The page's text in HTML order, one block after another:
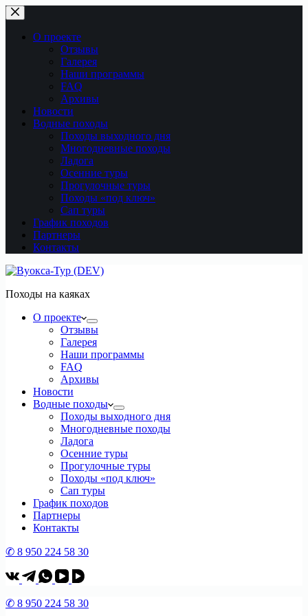
Перейти
к
сути
О проекте
Отзывы
Галерея
Наши программы
FAQ
Архивы
Новости
Водные походы
Походы выходного дня
Многодневные походы
Ладога
Осенние туры
Прогулочные туры
Походы «под ключ»
Сап туры
График походов
Партнеры
Контакты
Походы на каяках
О проекте
Отзывы
Галерея
Наши программы
FAQ
Архивы
Новости
Водные походы
Походы выходного дня
Многодневные походы
Ладога
Осенние туры
Прогулочные туры
Походы «под ключ»
Сап туры
График походов
Партнеры
Контакты
✆ 8 950 224 58 30
✆ 8 950 224 58 30